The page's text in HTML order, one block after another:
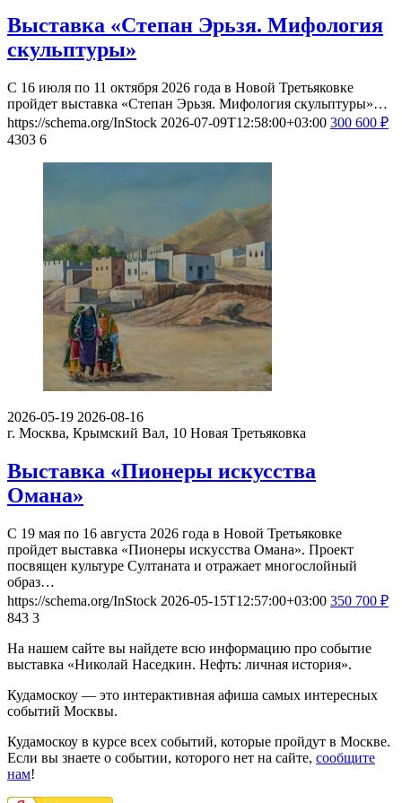
Выставка «Степан Эрьзя. Мифология
скульптуры»
С 16 июля по 11 октября 2026 года в Новой Третьяковке
пройдет выставка «Степан Эрьзя. Мифология скульптуры»…
https://schema.org/InStock 2026-07-09T12:58:00+03:00 300 600 ₽
4303 6
2026-05-19 2026-08-16
г. Москва, Крымский Вал, 10 Новая Третьяковка
Выставка «Пионеры искусства
Омана»
С 19 мая по 16 августа 2026 года в Новой Третьяковке
пройдет выставка «Пионеры искусства Омана». Проект
посвящен культуре Султаната и отражает многослойный
образ…
https://schema.org/InStock 2026-05-15T12:57:00+03:00 350 700 ₽
843 3
На нашем сайте вы найдете всю информацию про событие
выставка «Николай Наседкин. Нефть: личная история».
Кудамоскоу — это интерактивная афиша самых интересных
событий Москвы.
Кудамоскоу в курсе всех событий, которые пройдут в Москве.
Если вы знаете о событии, которого нет на сайте, сообщите
нам!